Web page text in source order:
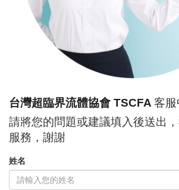
台灣超臨界流體協會 TSCFA 客
請將您的問題或建議填入後送出
服務，謝謝
姓名